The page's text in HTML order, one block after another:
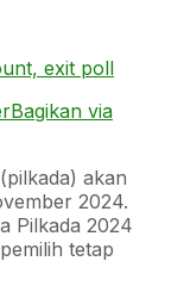
exit poll
Bagikan via
akan
2024.
Pilkada 2024
tetap